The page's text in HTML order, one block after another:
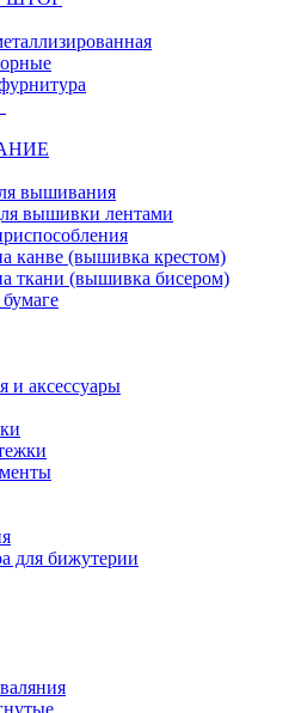
вышивания
вышивки лентами
канве (вышивка крестом)
ткани (вышивка бисером)
и аксессуары
для бижутерии